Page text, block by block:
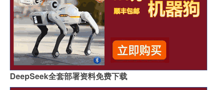
DeepSeek全套部署资料免费下载